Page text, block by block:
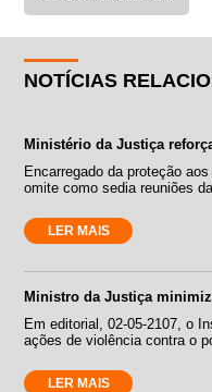
NOTÍCIAS
Ministério da Justiça
Encarregado da proteção
omite como sedia reuniões
LER MAIS
Ministro da Justiça
Em editorial, 02-05-2107, o
ações de violência contra o
LER MAIS